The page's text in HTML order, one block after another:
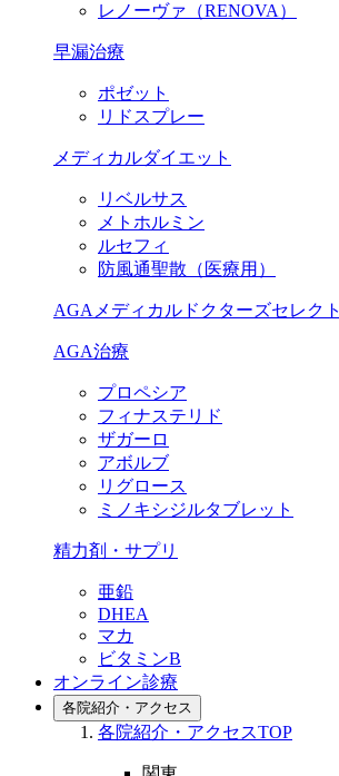
レノーヴァ（RENOVA）
早漏治療
ポゼット
リドスプレー
メディカルダイエット
リベルサス
メトホルミン
ルセフィ
防風通聖散（医療用）
AGAメディカルドクターズセレクト
AGA治療
プロペシア
フィナステリド
ザガーロ
アボルブ
リグロース
ミノキシジルタブレット
精力剤・サプリ
亜鉛
DHEA
マカ
ビタミンB
オンライン診療
各院紹介・アクセス
各院紹介・アクセスTOP